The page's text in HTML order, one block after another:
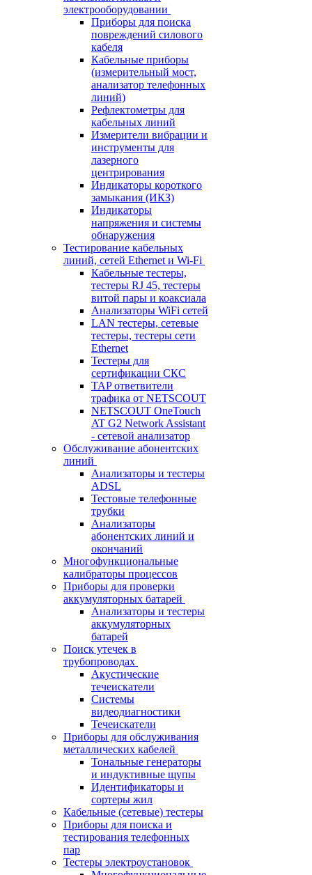
электрооборудовании
Приборы для поиска
повреждений силового
кабеля
Кабельные приборы
(измерительный мост,
анализатор телефонных
линий)
Рефлектометры для
кабельных линий
Измерители вибрации и
инструменты для
лазерного
центрирования
Индикаторы короткого
замыкания (ИКЗ)
Индикаторы
напряжения и системы
обнаружения
Тестирование кабельных
линий, сетей Ethernet и Wi-Fi
Кабельные тестеры,
тестеры RJ 45, тестеры
витой пары и коаксиала
Анализаторы WiFi сетей
LAN тестеры, сетевые
тестеры, тестеры сети
Ethernet
Тестеры для
сертификации СКС
TAP ответвители
трафика от NETSCOUT
NETSCOUT OneTouch
AT G2 Network Assistant
- сетевой анализатор
Обслуживание абонентских
линий
Анализаторы и тестеры
ADSL
Тестовые телефонные
трубки
Анализаторы
абонентских линий и
окончаний
Многофункциональные
калибраторы процессов
Приборы для проверки
аккумуляторных батарей
Анализаторы и тестеры
аккумуляторных
батарей
Поиск утечек в
трубопроводах
Акустические
течеискатели
Системы
видеодиагностики
Течеискатели
Приборы для обслуживания
металлических кабелей
Тональные генераторы
и индуктивные щупы
Идентификаторы и
сортеры жил
Кабельные (сетевые) тестеры
Приборы для поиска и
тестирования телефонных
пар
Тестеры электроустановок